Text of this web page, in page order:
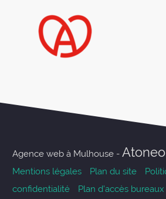
Agence web à Mulhouse - Atoneo
Mentions légales Plan du site
confidentialité
Plan d’accès bureaux